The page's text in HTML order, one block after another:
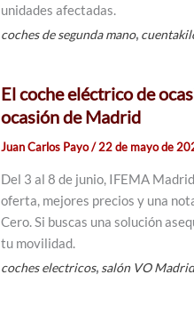
unidades afectadas.
coches de segunda mano,
El coche eléctrico de
ocasión de Madrid
Juan Carlos Payo/22 de mayo de
Del 3 al 8 de junio, IFEMA
oferta, mejores precios y una
Cero. Si buscas una solución
tu movilidad.
coches electricos, salón VO